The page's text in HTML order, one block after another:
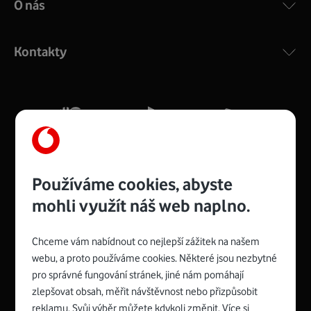
COMPAL CH7465VF
silný signál pro celou domácnost. Kompaktní rozměry 21
Více o COMPAL CH7465VF
Zyxel VMG8623-T50B:
Rozměry modemu jsou 16 x 22 x 7,5 cm (včetně stojánku)
Spojte se s Vodafonem
O nás
Kontakty
Používáme cookies, abyste
mohli využít náš web naplno.
Chceme vám nabídnout co nejlepší zážitek na našem
webu, a proto používáme cookies. Některé jsou nezbytné
pro správné fungování stránek, jiné nám pomáhají
zlepšovat obsah, měřit návštěvnost nebo přizpůsobit
reklamu. Svůj výběr můžete kdykoli změnit. Více si